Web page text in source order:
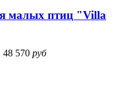
малых птиц "Villa
48 570 руб